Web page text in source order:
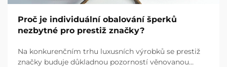
Proč je individuální obalování šperků
nezbytné pro prestiž značky?
Na konkurenčním trhu luxusních výrobků se prestiž
značky buduje důkladnou pozorností věnovanou